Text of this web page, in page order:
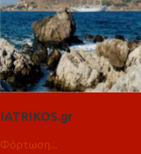
IATRIKOS.gr
Φόρτωση...